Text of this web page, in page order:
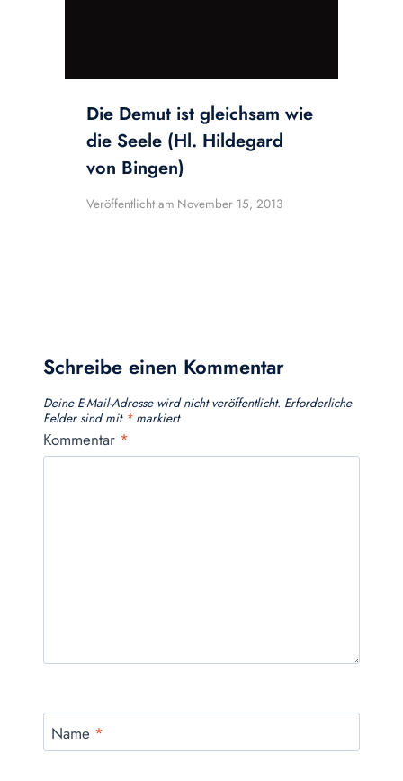
Die Demut ist gleichsam wie
die Seele (Hl. Hildegard
von Bingen)
Veröffentlicht am November 15, 2013
Schreibe einen Kommentar
Deine E-Mail-Adresse wird nicht veröffentlicht. Erforderliche
Felder sind mit *markiert
Kommentar *
Name *